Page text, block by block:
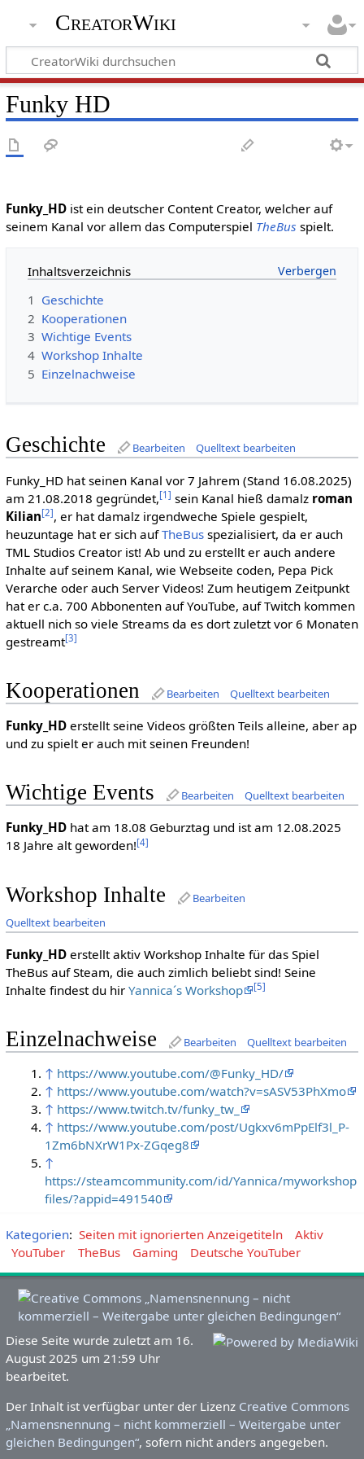
CreatorWiki
Funky HD
Funky_HDist ein deutscher Content Creator, welcher auf
seinem Kanal vor allem das Computerspiel TheBus spielt.
Inhaltsverzeichnis
1 Geschichte
2 Kooperationen
3 Wichtige Events
4 Workshop Inhalte
5 Einzelnachweise
Geschichte Bearbeiten Quelltext bearbeiten
Funky_HD hat seinen Kanal vor 7 Jahrem (Stand 16.08.2025)
am 21.08.2018 gegründet,[1] sein Kanal hieß damalz roman
Kilian[2], er hat damalz irgendweche Spiele gespielt,
heuzuntage hat er sich aufTheBusspezialisiert, da er auch
TML Studios Creator ist! Ab und zu erstellt er auch andere
Inhalte auf seinem Kanal, wie Webseite coden, Pepa Pick
Verarche oder auch Server Videos! Zum heutigem Zeitpunkt
hat er c.a. 700 Abbonenten auf YouTube, auf Twitch kommen
aktuell nich so viele Streams da es dort zuletzt vor 6 Monaten
gestreamt[3]
Kooperationen Bearbeiten Quelltext bearbeiten
Funky_HDerstellt seine Videos größten Teils alleine, aber ap
und zu spielt er auch mit seinen Freunden!
Wichtige Events Bearbeiten Quelltext bearbeiten
Funky_HDhat am 18.08 Geburztag und ist am 12.08.2025
18 Jahre alt geworden![4]
Workshop Inhalte
Bearbeiten
Quelltext bearbeiten
Funky_HDerstellt aktiv Workshop Inhalte für das Spiel
TheBus auf Steam, die auch zimlich beliebt sind! Seine
Inhalte findest du hir Yannica´s Workshop [5]
Einzelnachweise Bearbeiten Quelltext bearbeiten
↑ https://www.youtube.com/@Funky_HD/
↑ https://www.youtube.com/watch?v=sASV53PhXmo
↑ https://www.twitch.tv/funky_tw_
↑ https://www.youtube.com/post/Ugkxv6mPpElf3l_P-
1Zm6bNXrW1Px-ZGqeg8
↑
https://steamcommunity.com/id/Yannica/myworkshop
files/?appid=491540
Kategorien: Seiten mit ignorierten Anzeigetiteln
Aktiv
YouTuber
TheBus Gaming Deutsche YouTuber
Diese Seite wurde zuletzt am 16.
August 2025 um 21:59 Uhr
bearbeitet.
Der Inhalt ist verfügbar unter der Lizenz Creative Commons
„Namensnennung – nicht kommerziell – Weitergabe unter
gleichen Bedingungen“, sofern nicht anders angegeben.